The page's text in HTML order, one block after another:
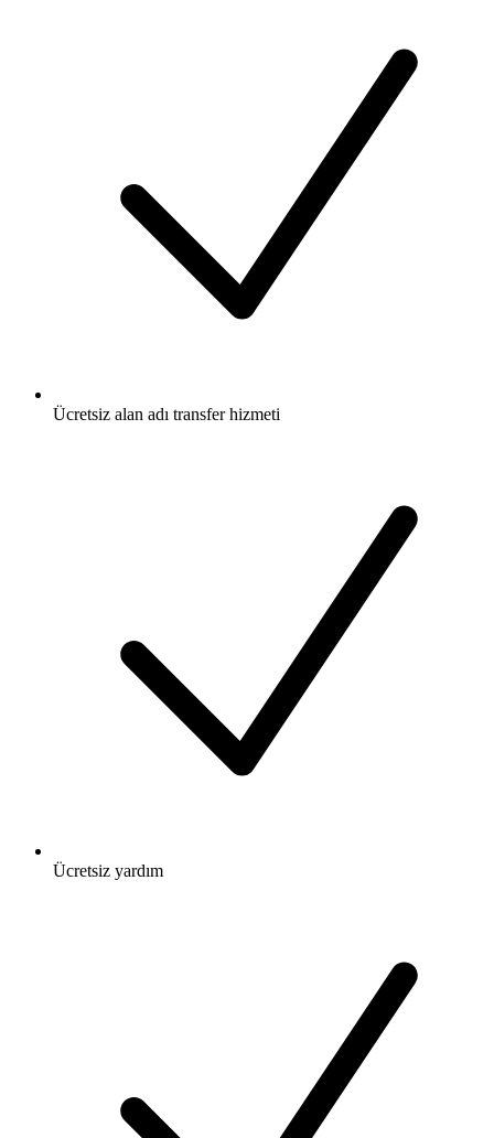
Ücretsiz alan adı transfer hizmeti
Ücretsiz yardım